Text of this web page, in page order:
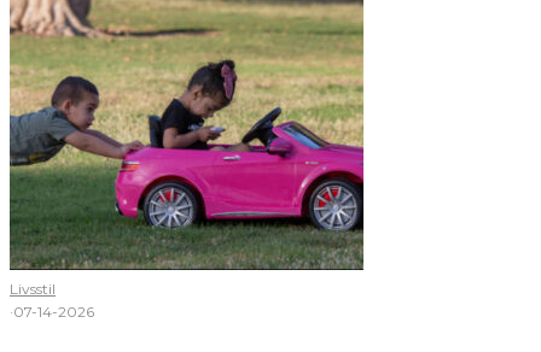
Livsstil
·07-14-2026